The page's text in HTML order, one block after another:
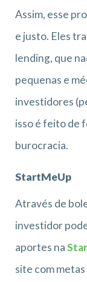
Assim, esse
e justo. Eles
lending, que
pequenas e
investidores
isso é feito de
burocracia.
StartMeUp
Através de
investidor
aportes na
site com